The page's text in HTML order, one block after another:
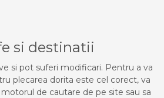
si destinatii
si pot suferi modificari. Pentru a va
plecarea dorita este cel corect, va
de cautare de pe site sau sa